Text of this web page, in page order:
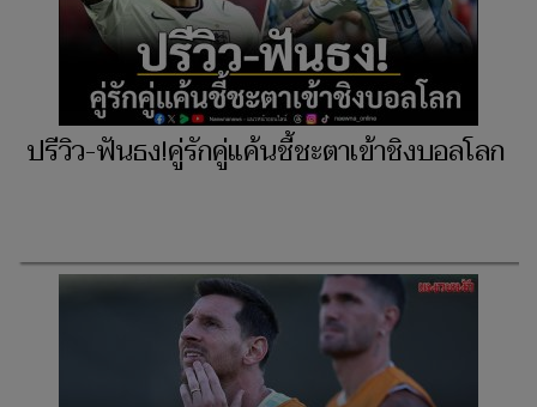
ปรีวิว-ฟันธง!คู่รักคู่แค้นชี้ชะตาเข้าชิงบอลโลก